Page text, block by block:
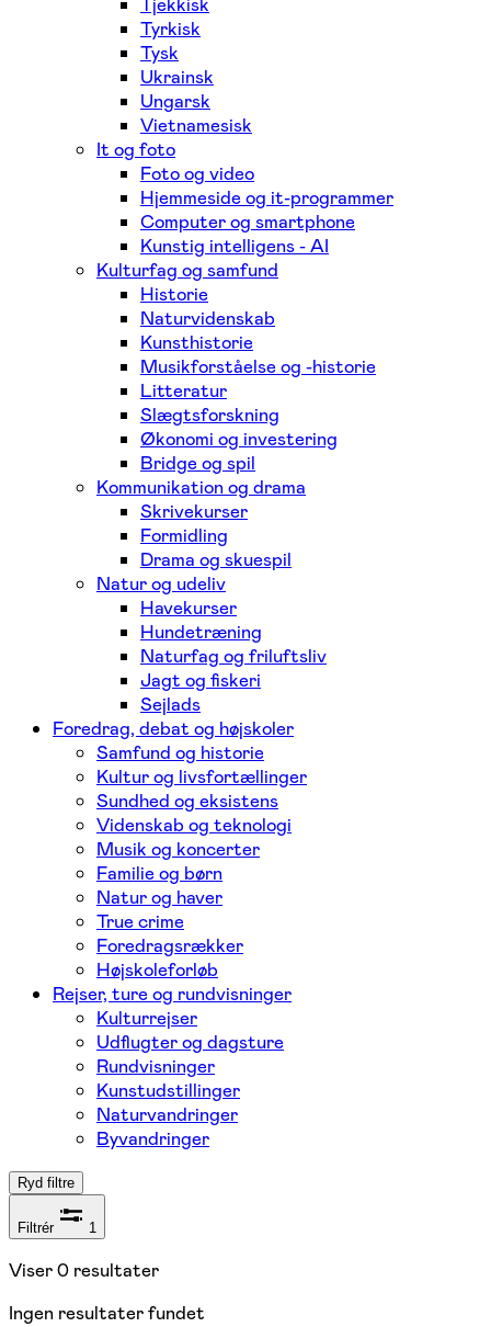
Tyrkisk
Tysk
Ukrainsk
Ungarsk
Vietnamesisk
It og foto
Foto og video
Hjemmeside og it-programmer
Computer og smartphone
Kunstig intelligens - AI
Kulturfag og samfund
Historie
Naturvidenskab
Kunsthistorie
Musikforståelse og -historie
Litteratur
Slægtsforskning
Økonomi og investering
Bridge og spil
Kommunikation og drama
Skrivekurser
Formidling
Drama og skuespil
Natur og udeliv
Havekurser
Hundetræning
Naturfag og friluftsliv
Jagt og fiskeri
Sejlads
Foredrag, debat og højskoler
Samfund og historie
Kultur og livsfortællinger
Sundhed og eksistens
Videnskab og teknologi
Musik og koncerter
Familie og børn
Natur og haver
True crime
Foredragsrækker
Højskoleforløb
Rejser, ture og rundvisninger
Kulturrejser
Udflugter og dagsture
Rundvisninger
Kunstudstillinger
Naturvandringer
Byvandringer
Ryd filtre
Filtrér 1
Viser0 resultater
Ingen resultater fundet